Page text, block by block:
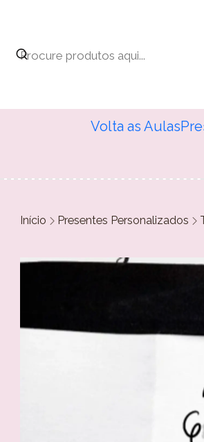
Volta as Aulas
Início Presentes Personalizados